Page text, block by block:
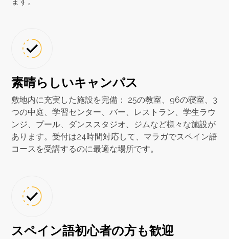
素晴らしいキャンパス
敷地内に充実した施設を完備： 25の教室、96の寝室、3
つの中庭、学習センター、バー、レストラン、学生ラウ
ンジ、プール、ダンススタジオ、ジムなど様々な施設が
あります。受付は24時間対応して、マラガでスペイン語
コースを受講するのに最適な場所です。
スペイン語初心者の方も歓迎